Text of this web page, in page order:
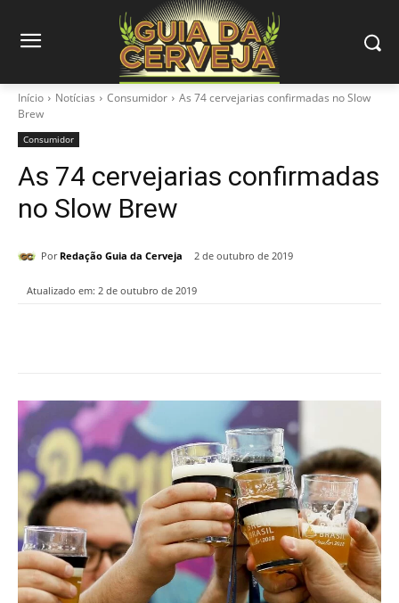
Início Notícias Consumidor
As 74 cervejarias confirmadas no Slow
Brew
Consumidor
As 74 cervejarias confirmadas
no Slow Brew
Por Redação Guia da Cerveja 2 de outubro de 2019
Atualizado em: 2 de outubro de 2019